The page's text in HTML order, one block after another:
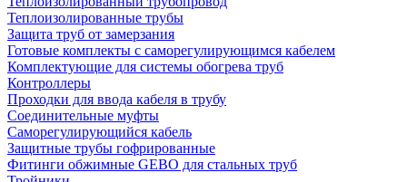
Теплоизолированные трубы
Защита труб от замерзания
Готовые комплекты с саморегулирующимся кабелем
Комплектующие для системы обогрева труб
Контроллеры
Проходки для ввода кабеля в трубу
Соединительные муфты
Саморегулирующийся кабель
Защитные трубы гофрированные
Фитинги обжимные GEBO для стальных труб